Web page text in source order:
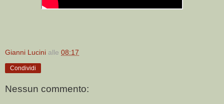
Gianni Lucini alle 08:17
Condividi
Nessun commento: